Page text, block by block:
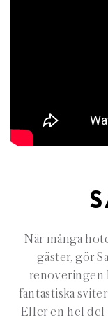
När många
gäster, gör
renoveringen
fantastiska
Eller en hel del